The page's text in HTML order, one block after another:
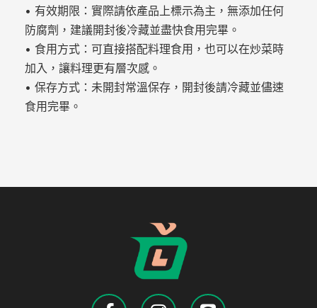
• 有效期限：實際請依產品上標示為主，無添加任何
防腐劑，建議開封後冷藏並盡快食用完畢。
• 食用方式：可直接搭配料理食用，也可以在炒菜時
加入，讓料理更有層次感。
• 保存方式：未開封常溫保存，開封後請冷藏並儘速
食用完畢。